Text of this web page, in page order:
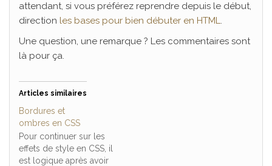
attendant, si vous préférez reprendre depuis le début,
direction les bases pour bien débuter en HTML.
Une question, une remarque ? Les commentaires sont
là pour ça.
Articles similaires
Bordures et
ombres en CSS
Pour continuer sur les
effets de style en CSS, il
est logique après avoir